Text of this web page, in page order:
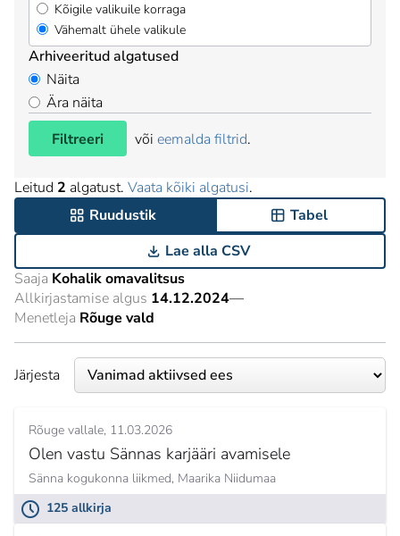
Kõigile valikuile korraga
Vähemalt ühele valikule
Arhiveeritud algatused
Näita
Ära näita
Filtreeri
või eemalda filtrid.
Leitud 2 algatust. Vaata kõiki algatusi.
Ruudustik
Tabel
Lae alla CSV
Saaja Kohalik omavalitsus
Allkirjastamise algus 14.12.2024—
Menetleja Rõuge vald
Järjesta
Rõuge vallale 11.03.2026
Olen vastu Sännas karjääri avamisele
Sänna kogukonna liikmed, Maarika Niidumaa
125 allkirja